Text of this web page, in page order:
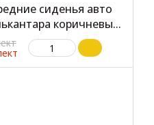
сиденья авто
коричневые
215)